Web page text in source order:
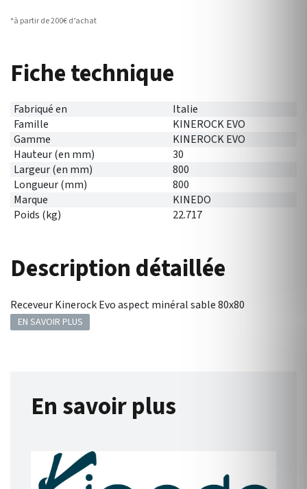
*à partir de 200€ d’achat
Fiche technique
Fabriqué en
Italie
Famille
KINEROCK EVO
Gamme
KINEROCK EVO
Hauteur (en mm)
30
Largeur (en mm)
800
Longueur (mm)
800
Marque
KINEDO
Poids (kg)
22.717
Description détaillée
Receveur Kinerock Evo aspect minéral sable 80x80
EN SAVOIR PLUS
En savoir plus